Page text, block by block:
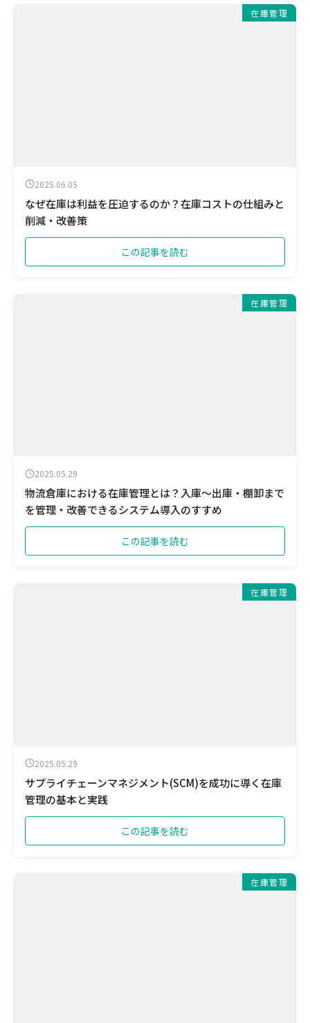
在庫管理
2025.06.05
なぜ在庫は利益を圧迫するのか？在庫コストの仕組みと
削減・改善策
この記事を読む
在庫管理
2025.05.29
物流倉庫における在庫管理とは？入庫〜出庫・棚卸まで
を管理・改善できるシステム導入のすすめ
この記事を読む
在庫管理
2025.05.29
サプライチェーンマネジメント(SCM)を成功に導く在庫
管理の基本と実践
この記事を読む
在庫管理